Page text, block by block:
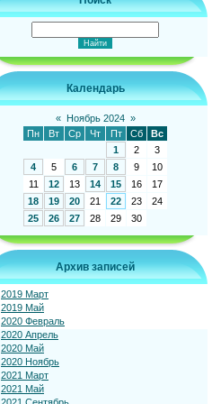
Календарь
« Ноябрь 2024 »
Пн
Вт Ср Чт Пт Сб
Вс
1
2
3
4
5 6 7 8 9
10
11
12 13 14 15 16
17
18
19 20 21 22 23
24
25
26 27 28 29 30
Архив записей
2019 Март
2019 Май
2020 Февраль
2020 Апрель
2020 Май
2020 Ноябрь
2021 Март
2021 Май